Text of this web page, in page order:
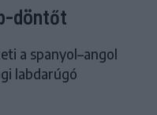
döntőt
a spanyol–angol
labdarúgó